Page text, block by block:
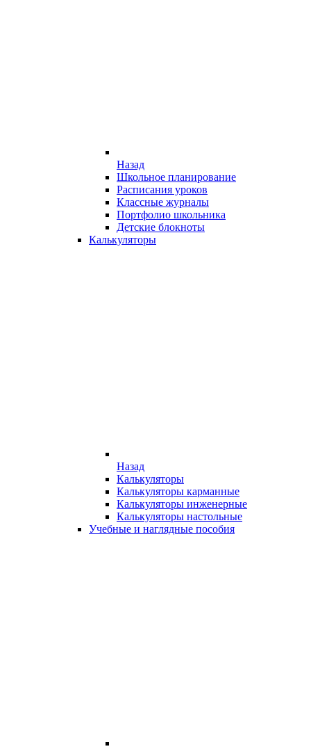
Назад
Школьное планирование
Расписания уроков
Классные журналы
Портфолио школьника
Детские блокноты
Калькуляторы
Назад
Калькуляторы
Калькуляторы карманные
Калькуляторы инженерные
Калькуляторы настольные
Учебные и наглядные пособия